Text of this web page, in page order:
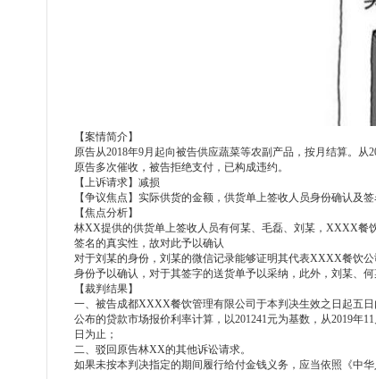
【案情简介】
原告从2018年9月起向被告供应蔬菜等农副产品，按月结算。从
原告多次催收，被告拒绝支付，已构成违约。
【上诉请求】减损
【争议焦点】实际供货的金额，供货单上签收人员身份确认及
【焦点分析】
林XX提供的供货单上签收人员有何某、毛磊、刘某，XXXX餐
签名的真实性，故对此予以确认
对于刘某的身份，刘某的微信记录能够证明其代表XXXX餐饮公
身份予以确认，对于其签字的送货单予以采纳，此外，刘某、
【裁判结果】
一、被告成都XXXX餐饮管理有限公司于本判决生效之日起五
公布的贷款市场报价利率计算，以201241元为基数，从2019年
日为止；
二、驳回原告林XX的其他诉讼请求。
如果未按本判决指定的期间履行给付金钱义务，应当依照《中